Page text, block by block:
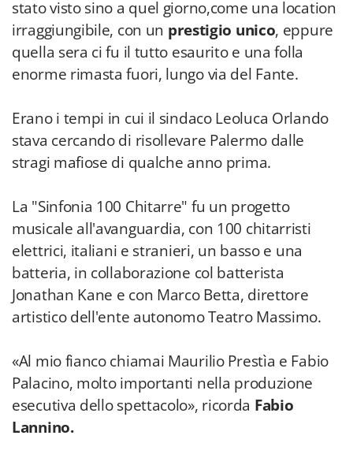
stato visto sino a quel giorno,come una location
irraggiungibile, con un prestigio unico, eppure
quella sera ci fu il tutto esaurito e una folla
enorme rimasta fuori, lungo via del Fante.
Erano i tempi in cui il sindaco Leoluca Orlando
stava cercando di risollevare Palermo dalle
stragi mafiose di qualche anno prima.
La "Sinfonia 100 Chitarre" fu un progetto
musicale all'avanguardia, con 100 chitarristi
elettrici, italiani e stranieri, un basso e una
batteria, in collaborazione col batterista
Jonathan Kane e con Marco Betta, direttore
artistico dell'ente autonomo Teatro Massimo.
«Al mio fianco chiamai Maurilio Prestìa e Fabio
Palacino, molto importanti nella produzione
esecutiva dello spettacolo», ricorda Fabio
Lannino.